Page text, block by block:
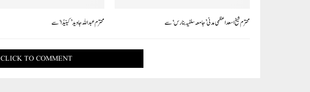
محترم شیخ اسعد اعظمی مدنی ’جامعہ سلفیہ بنارس‘سے محترم عبداللہ جاوید’ کینیڈا‘ سے
CLICK TO COMMENT